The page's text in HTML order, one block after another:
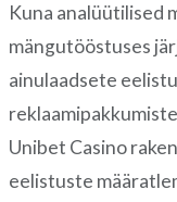
Kuna analüütilised
mängutööstuses
ainulaadsete
Unibet Casino
eelistuste